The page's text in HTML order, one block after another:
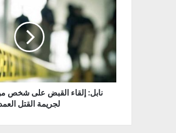
نابل: إلقاء القبض على شخص
لجريمة القتل